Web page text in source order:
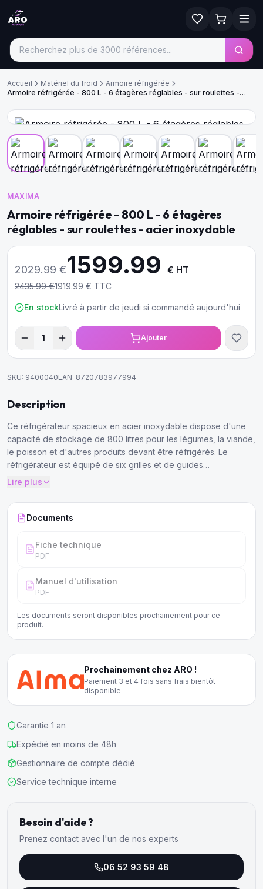
Accueil Matériel du froid
Armoire réfrigérée
Armoire réfrigérée - 800 L - 6 étagères réglables - sur roulettes -
MAXIMA
Armoire réfrigérée - 800 L - 6 étagères
réglables - sur roulettes - acier inoxydable
2029.99€1599.99 € HT
2435.99€1919.99 € TTC
En stockLivré à partir de jeudi si commandé aujourd'hui
1 Ajouter
SKU: 9400040EAN: 8720783977994
Description
Ce réfrigérateur spacieux en acier inoxydable dispose d'une
capacité de stockage de 800 litres pour les légumes, la viande,
le poisson et d'autres produits devant être réfrigérés. Le
réfrigérateur est équipé de six grilles et de guides
correspondants, ce qui vous permet de ranger suffisamment de
Lire plus
Documents
Fiche technique
PDF
Manuel d'utilisation
PDF
Les documents seront disponibles prochainement pour ce
produit.
Prochainement chez ARO !
Paiement 3 et 4 fois sans frais bientôt
disponible
Garantie 1 an
Expédié en moins de 48h
Gestionnaire de compte dédié
Service technique interne
Besoin d'aide ?
Prenez contact avec l'un de nos experts
06 52 93 59 48